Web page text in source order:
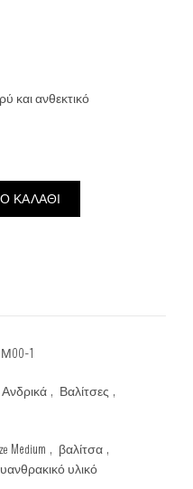
και ανθεκτικό
ΚΑΛΆΘΙ
1
Ανδρικά , Βαλίτσες ,
Medium , βαλίτσα ,
υλικό